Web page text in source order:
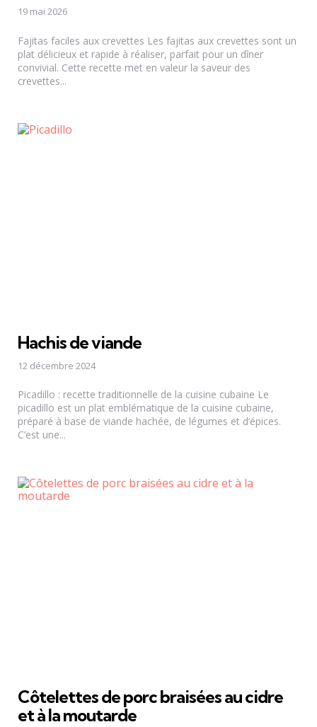
19 mai 2026
Fajitas faciles aux crevettes Les fajitas aux crevettes sont un
plat délicieux et rapide à réaliser, parfait pour un dîner
convivial. Cette recette met en valeur la saveur des
crevettes...
Hachis de viande
12 décembre 2024
Picadillo : recette traditionnelle de la cuisine cubaine Le
picadillo est un plat emblématique de la cuisine cubaine,
préparé à base de viande hachée, de légumes et d’épices.
C’est une...
Côtelettes de porc braisées au cidre
et à la moutarde